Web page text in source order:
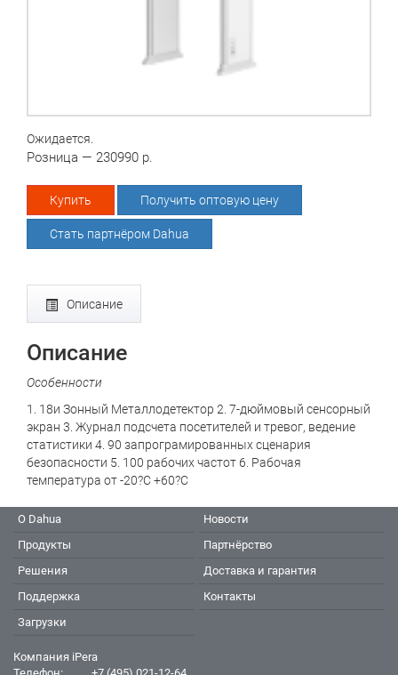
Ожидается.
Розница — 230990 р.
Купить Получить оптовую цену
Стать партнёром Dahua
Описание
Описание
Особенности
1. 18и Зонный Металлодетектор 2. 7-дюймовый сенсорный
экран 3. Журнал подсчета посетителей и тревог, ведение
статистики 4. 90 запрограмированных сценария
безопасности 5. 100 рабочих частот 6. Рабочая
температура от -20?С +60?С
О Dahua
Продукты
Решения
Поддержка
Загрузки
Новости
Партнёрство
Доставка и гарантия
Контакты
Компания iPera